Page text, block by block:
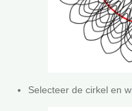
Selecteer de cirkel en